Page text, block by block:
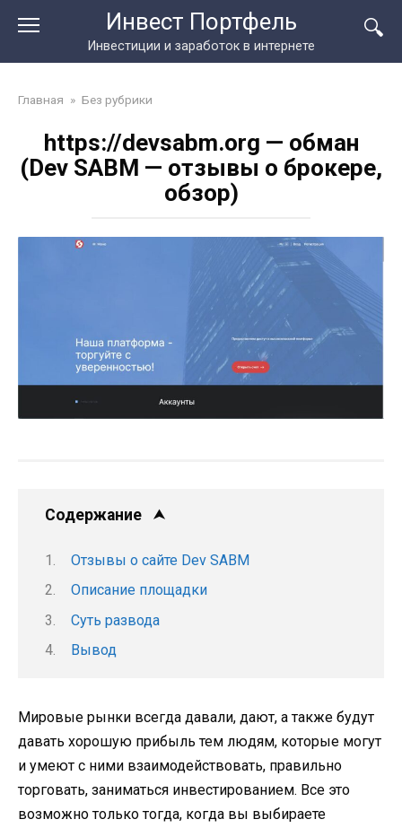
Инвест Портфель
Инвестиции и заработок в интернете
Главная » Без рубрики
https://devsabm.org — обман
(Dev SABM — отзывы о брокере,
обзор)
Содержание
Отзывы о сайте Dev SABM
Описание площадки
Суть развода
Вывод
Мировые рынки всегда давали, дают, а также будут
давать хорошую прибыль тем людям, которые могут
и умеют с ними взаимодействовать, правильно
торговать, заниматься инвестированием. Все это
возможно только тогда, когда вы выбираете